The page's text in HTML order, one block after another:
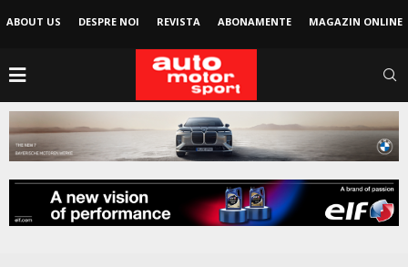
ABOUT US DESPRE NOI REVISTA ABONAMENTE MAGAZIN ONLINE